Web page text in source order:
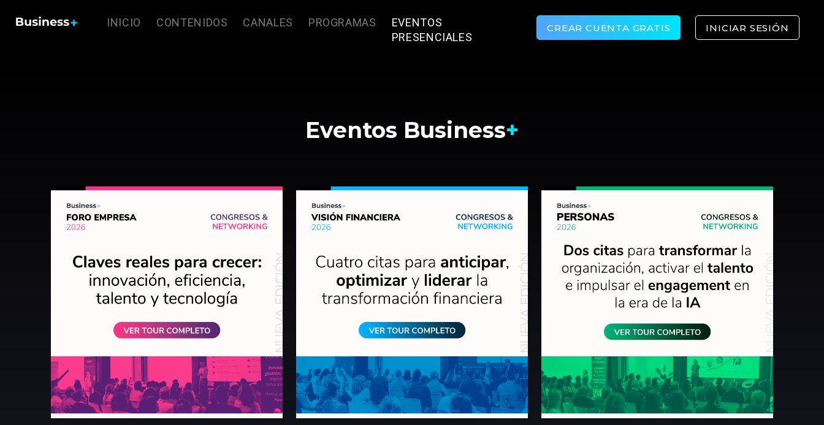
INICIO CONTENIDOS CANALES PROGRAMAS
EVENTOS
PRESENCIALES
CREAR CUENTA GRATIS INICIAR SESIÓN
Eventos Business+